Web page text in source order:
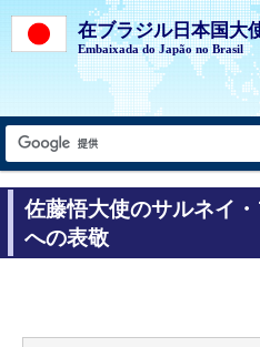
在ブラジル日本国大
Embaixada do Japão no Brasil
佐藤悟大使のサルネイ
への表敬